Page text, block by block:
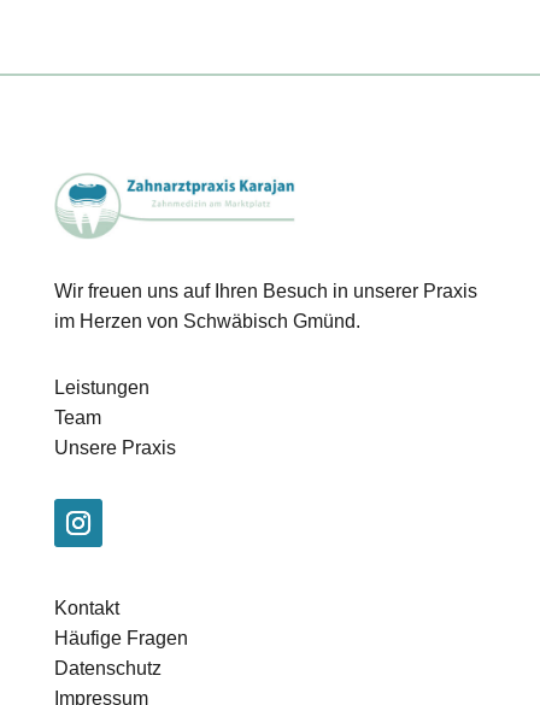
Wir freuen uns auf Ihren Besuch in unserer Praxis
im Herzen von Schwäbisch Gmünd.
Leistungen
Team
Unsere Praxis
Kontakt
Häufige Fragen
Datenschutz
Impressum